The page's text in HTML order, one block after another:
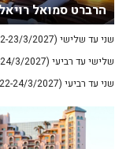
הרברט סמואל
שני עד שלישי (22-23/3/2027)
שלישי עד רביעי (23-24/3/2027)
שני עד רביעי (22-24/3/2027)